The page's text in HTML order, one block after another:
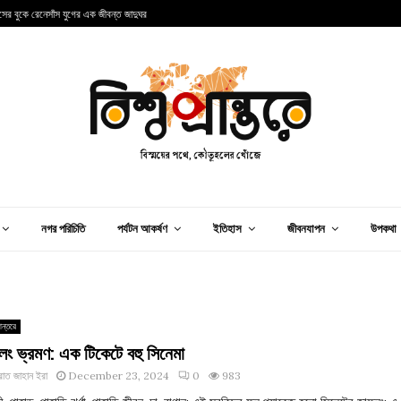
বুকে রেনেসাঁস যুগের এক জীবন্ত জাদুঘর
নগর পরিচিতি পর্যটন আকর্ষণ ইতিহাস জীবনযাপন উপকথা
ভ্রমণ: এক টিকেটে বহু সিনেমা
জাহান ইরা December 23, 2024 0 983